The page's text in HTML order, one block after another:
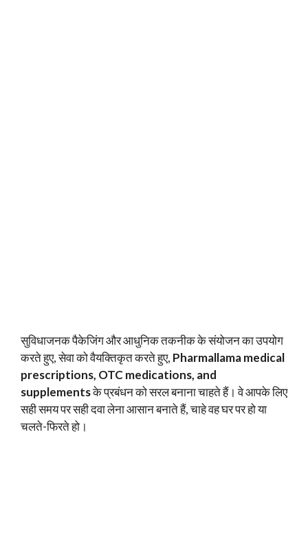
सुविधाजनक पैकेजिंग और आधुनिक तकनीक के संयोजन का उपयोग
करते हुए, सेवा को वैयक्तिकृत करते हुए, Pharmallama medical
prescriptions, OTC medications, and
supplementsके प्रबंधन को सरल बनाना चाहते हैं। वे आपके लिए
सही समय पर सही दवा लेना आसान बनाते हैं, चाहे वह घर पर हो या
चलते-फिरते हो।